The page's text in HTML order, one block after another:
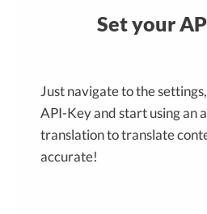
Set your
Just navigate to the
API-Key and start using an
translation to translate
accurate!